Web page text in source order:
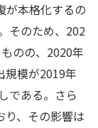
が本格化するの
そのため、202
のの、2020年
規模が2019年
である。さら
り、その影響は